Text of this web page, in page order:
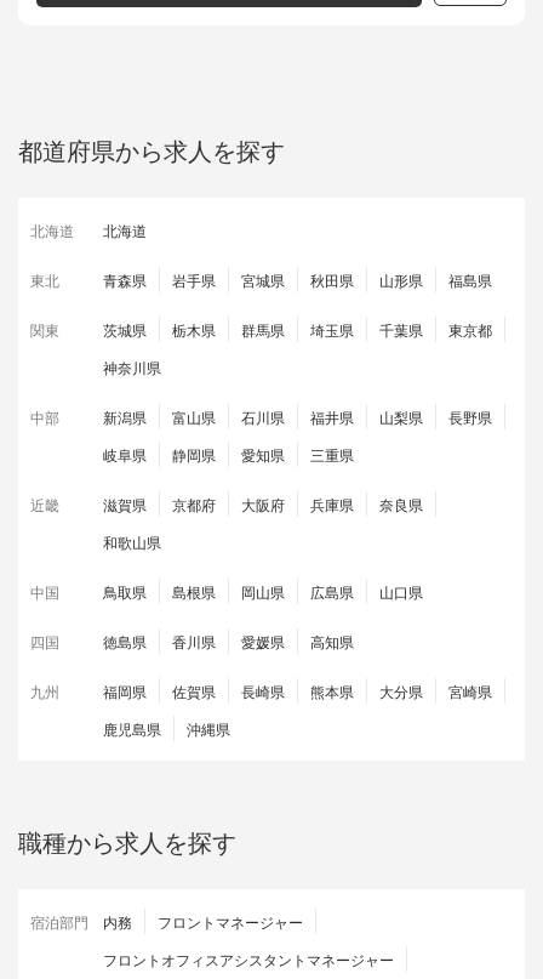
都道府県から求人を探す
北海道 北海道
東北 青森県 岩手県 宮城県 秋田県 山形県 福島県
関東 茨城県 栃木県 群馬県 埼玉県 千葉県
東京都
神奈川県
中部 新潟県 富山県 石川県 福井県 山梨県
長野県
岐阜県
静岡県 愛知県 三重県
近畿 滋賀県 京都府 大阪府 兵庫県
奈良県
和歌山県
中国 鳥取県 島根県 岡山県 広島県 山口県
四国 徳島県 香川県 愛媛県 高知県
九州 福岡県 佐賀県 長崎県 熊本県 大分県
宮崎県
鹿児島県
沖縄県
職種から求人を探す
宿泊部門 内務
フロントマネージャー
フロントオフィスアシスタントマネージャー